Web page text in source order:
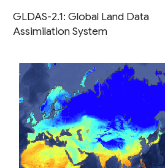
GLDAS-2.1: Global Land Data
Assimilation System